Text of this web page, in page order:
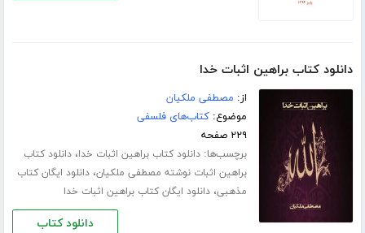
دانلود کتاب براهین اثبات خدا
از: مصطفی ملکیان
موضوع:کتاب‌های فلسفی
۲۲۹ صفحه
برچسب‌ها:دانلود کتاب براهین اثبات خدا،دانلود کتاب
براهین اثبات نوشته مصطفی ملکیان،دانلود ایگان کتاب
مذهبی،دانلود ایگان کتاب براهین اثبات خدا
دانلود کتاب